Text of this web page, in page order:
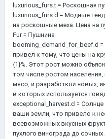
luxurious_furs.t = Роскошная
luxurious_furs.d = Модные
на роскошные меха. Цена на
Fur = Пушнина
booming_demand_for_beef.d
привел к тому, что цены на
{1}%. Этот рост можно
том числе ростом
мясо, и разработкой новых,
в которых используется
exceptional_harvest.d =
ваши земли, что привело к
всевозможных вкусных
пухлого винограда до